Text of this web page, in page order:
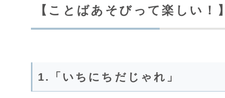
【ことばあそびって楽しい！】
1.「いちにちだじゃれ」